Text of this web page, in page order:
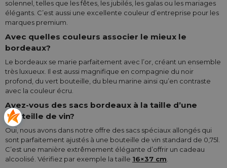
solennel, telles que les fêtes, les jubilés, les galas ou les mariages
élégants. C’est aussi une excellente couleur d’entreprise pour les
marques premium.
Avec quelles couleurs associer le mieux le
bordeaux?
Le bordeaux se marie parfaitement avec l’or, créant un ensemble
très luxueux. Il est aussi magnifique en compagnie du noir
profond, du vert bouteille, du bleu marine ainsi qu’en contraste
avec la couleur écru.
Avez-vous des sacs bordeaux à la taille d’une
bouteille de vin?
Oui, nous avons dans notre offre des sacs spéciaux allongés qui
sont parfaitement ajustés à une bouteille de vin standard de 0,75l.
C’est une manière extrêmement élégante d’offrir un cadeau
alcoolisé. Vérifiez par exemple la taille 16×37 cm